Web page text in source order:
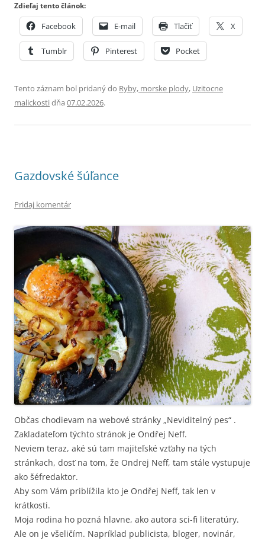
Zdieľaj tento článok:
Facebook E-mail Tlačiť X
Tumblr Pinterest Pocket
Tento záznam bol pridaný do Ryby, morske plody, Uzitocne
malickostidňa 07.02.2026.
Gazdovské šúľance
Pridaj komentár
Občas chodievam na webové stránky „Neviditelný pes“ .
Zakladateľom týchto stránok je Ondřej Neff.
Neviem teraz, aké sú tam majiteľské vzťahy na tých
stránkach, dosť na tom, že Ondrej Neff, tam stále vystupuje
ako šéfredaktor.
Aby som Vám priblížila kto je Ondřej Neff, tak len v
krátkosti.
Moja rodina ho pozná hlavne, ako autora sci-fi literatúry.
Ale on je všeličím. Napríklad publicista, bloger, novinár,